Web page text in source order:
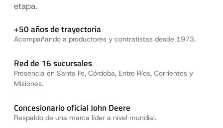
etapa.
+50 años de trayectoria
Acompañando a productores y contratistas desde 1973.
Red de 16 sucursales
Presencia en Santa Fe, Córdoba, Entre Ríos, Corrientes y
Misiones.
Concesionario oficial John Deere
Respaldo de una marca líder a nivel mundial.